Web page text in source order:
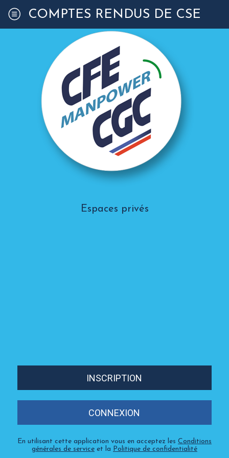
COMPTES RENDUS DE CSE
Espaces privés
INSCRIPTION
CONNEXION
En utilisant cette application vous en acceptez les Conditions
générales de service et la Politique de confidentialité